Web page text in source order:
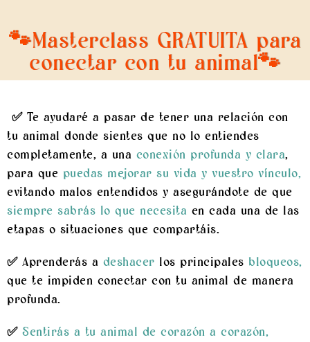
🐾Masterclass GRATUITA para
conectar con tu animal🐾
✅Te ayudaré a pasar de tener una relación con
tu animal donde sientes que no lo entiendes
completamente, a una conexión profunda y clara,
para que puedas mejorar su vida y vuestro vínculo,
evitando malos entendidos y asegurándote de que
siempre sabrás lo que necesita en cada una de las
etapas o situaciones que compartáis.
✅ Aprenderás a deshacer los principales bloqueos,
que te impiden conectar con tu animal de manera
profunda.
✅ Sentirás a tu animal de corazón a corazón,